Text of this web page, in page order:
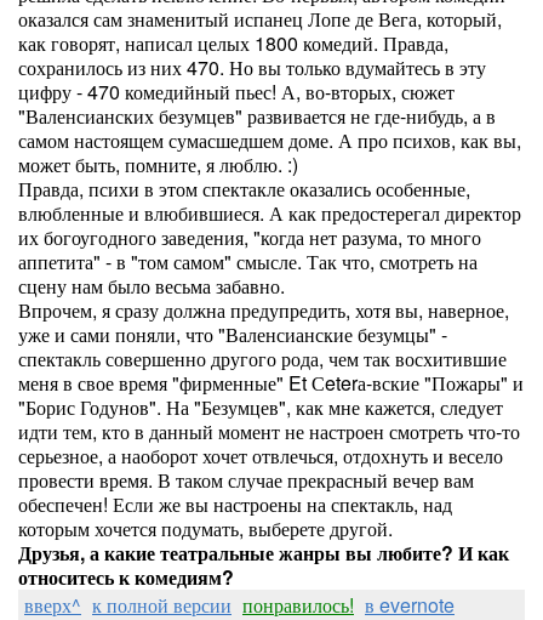
оказался сам знаменитый испанец Лопе де Вега, который,
как говорят, написал целых 1800 комедий. Правда,
сохранилось из них 470. Но вы только вдумайтесь в эту
цифру - 470 комедийный пьес! А, во-вторых, сюжет
"Валенсианских безумцев" развивается не где-нибудь, а в
самом настоящем сумасшедшем доме. А про психов, как вы,
может быть, помните, я люблю. :)
Правда, психи в этом спектакле оказались особенные,
влюбленные и влюбившиеся. А как предостерегал директор
их богоугодного заведения, "когда нет разума, то много
аппетита" - в "том самом" смысле. Так что, смотреть на
сцену нам было весьма забавно.
Впрочем, я сразу должна предупредить, хотя вы, наверное,
уже и сами поняли, что "Валенсианские безумцы" -
спектакль совершенно другого рода, чем так восхитившие
меня в свое время "фирменные" Et Сeterа-вские "Пожары" и
"Борис Годунов". На "Безумцев", как мне кажется, следует
идти тем, кто в данный момент не настроен смотреть что-то
серьезное, а наоборот хочет отвлечься, отдохнуть и весело
провести время. В таком случае прекрасный вечер вам
обеспечен! Если же вы настроены на спектакль, над
которым хочется подумать, выберете другой.
Друзья, а какие театральные жанры вы любите? И как
относитесь к комедиям?
вверх^ к полной версии понравилось! в evernote